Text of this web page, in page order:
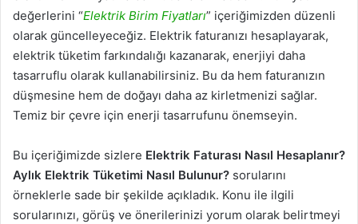
değerlerini “Elektrik Birim Fiyatları” içeriğimizden düzenli
olarak güncelleyeceğiz. Elektrik faturanızı hesaplayarak,
elektrik tüketim farkındalığı kazanarak, enerjiyi daha
tasarruflu olarak kullanabilirsiniz. Bu da hem faturanızın
düşmesine hem de doğayı daha az kirletmenizi sağlar.
Temiz bir çevre için enerji tasarrufunu önemseyin.
Bu içeriğimizde sizlere Elektrik Faturası Nasıl Hesaplanır?
Aylık Elektrik Tüketimi Nasıl Bulunur? sorularını
örneklerle sade bir şekilde açıkladık. Konu ile ilgili
sorularınızı, görüş ve önerilerinizi yorum olarak belirtmeyi